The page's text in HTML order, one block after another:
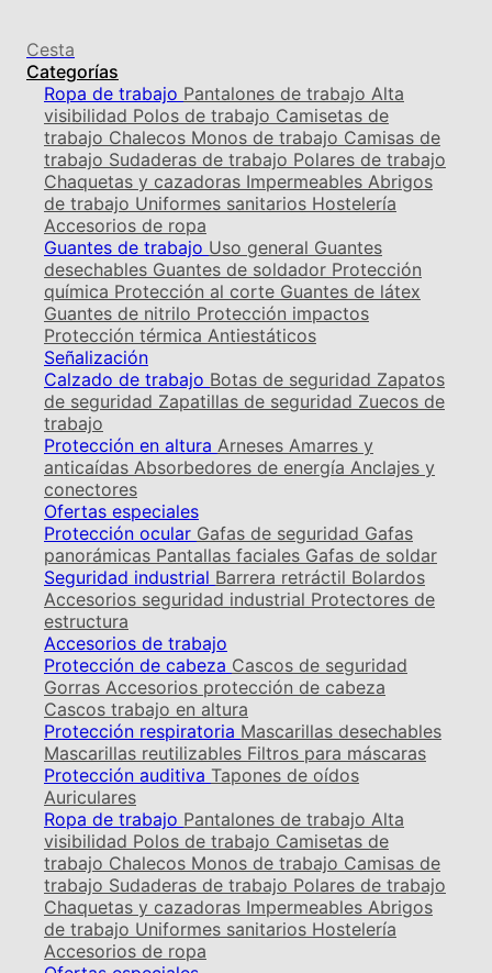
Cesta
Categorías
Ropa de trabajo Pantalones de trabajo Alta
visibilidad Polos de trabajo Camisetas de
trabajo Chalecos Monos de trabajo Camisas de
trabajo Sudaderas de trabajo Polares de trabajo
Chaquetas y cazadoras Impermeables Abrigos
de trabajo Uniformes sanitarios Hostelería
Accesorios de ropa
Guantes de trabajo Uso general Guantes
desechables Guantes de soldador Protección
química Protección al corte Guantes de látex
Guantes de nitrilo Protección impactos
Protección térmica Antiestáticos
Señalización
Calzado de trabajo Botas de seguridad Zapatos
de seguridad Zapatillas de seguridad Zuecos de
trabajo
Protección en altura Arneses Amarres y
anticaídas Absorbedores de energía Anclajes y
conectores
Ofertas especiales
Protección ocular Gafas de seguridad Gafas
panorámicas Pantallas faciales Gafas de soldar
Seguridad industrial Barrera retráctil Bolardos
Accesorios seguridad industrial Protectores de
estructura
Accesorios de trabajo
Protección de cabeza Cascos de seguridad
Gorras Accesorios protección de cabeza
Cascos trabajo en altura
Protección respiratoria Mascarillas desechables
Mascarillas reutilizables Filtros para máscaras
Protección auditiva Tapones de oídos
Auriculares
Ropa de trabajo Pantalones de trabajo Alta
visibilidad Polos de trabajo Camisetas de
trabajo Chalecos Monos de trabajo Camisas de
trabajo Sudaderas de trabajo Polares de trabajo
Chaquetas y cazadoras Impermeables Abrigos
de trabajo Uniformes sanitarios Hostelería
Accesorios de ropa